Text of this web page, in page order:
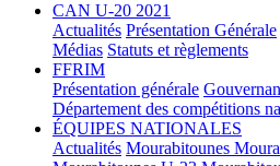
CAN U-20 2021
Actualités Présentation Générale
Médias Statuts et règlements
FFRIM
Présentation générale
Département des compétitions
ÉQUIPES NATIONALES
Actualités Mourabitounes